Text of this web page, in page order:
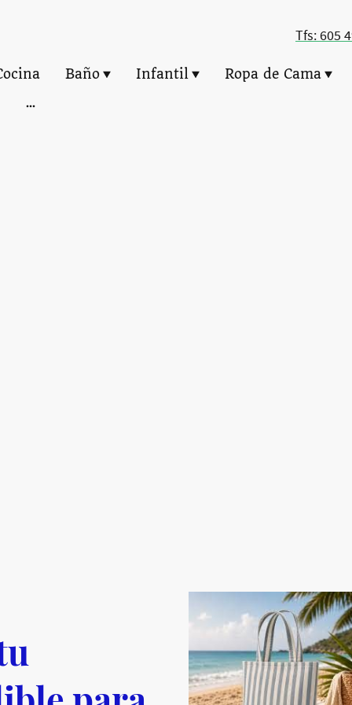
Tfs: 605
Baño Infantil Ropa de Cama